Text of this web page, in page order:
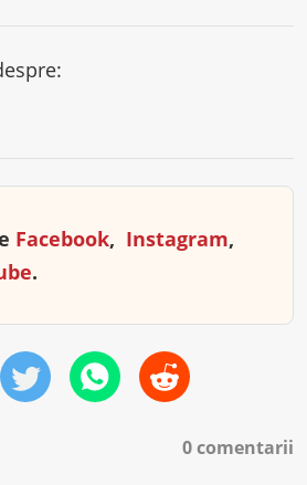
Facebook, Instagram,
.
0 comentarii